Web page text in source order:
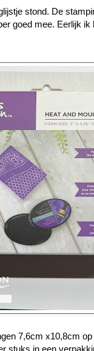
stond. De
goed mee. Eerlijk ik
7,6cm x10,8cm
stuks in een